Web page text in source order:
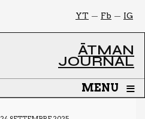
IG
Fb
YT
ĀTMAN
JOURNAL
MENU ≡